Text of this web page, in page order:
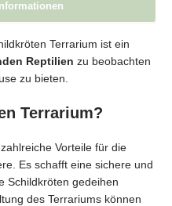
Informationen
Terrarium ist ein
Reptilien zu beobachten
zu bieten.
Terrarium?
Vorteile für die
Es schafft eine sichere und
Schildkröten gedeihen
des Terrariums können